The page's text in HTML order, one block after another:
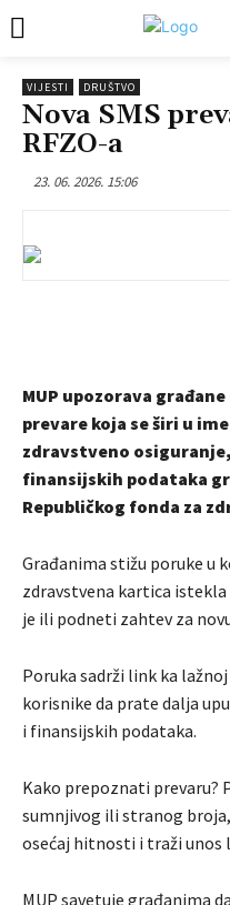
VIJESTI DRUŠTVO
Nova SMS
RFZO-a
23. 06. 2026. 15:06
MUP upozorava
prevare koja se širi u
zdravstveno
finansijskih podataka
Republičkog fonda za
Građanima stižu poruke u
zdravstvena kartica
je ili podneti zahtev za
Poruka sadrži link ka
korisnike da prate dalja
i finansijskih podataka.
Kako prepoznati prevaru?
sumnjivog ili stranog
osećaj hitnosti i traži unos
MUP savetuje građanima